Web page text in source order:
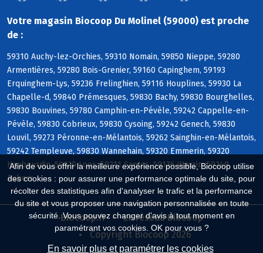
Afin de vous offrir la meilleure expérience possible, Biocoop utilise
des cookies : pour assurer une performance optimale du site, pour
récolter des statistiques afin d'analyser le trafic et la performance
du site et vous proposer une navigation personnalisée en toute
sécurité. Vous pouvez changer d'avis à tout moment en
paramétrant vos cookies. OK pour vous ?
En savoir plus et paramétrer les cookies
Votre magasin Biocoop Du Molinel (59000) est proche
de :
59310 Auchy-lez-Orchies, 59310 Nomain, 59850 Nieppe, 59280
Armentières, 59280 Bois-Grenier, 59160 Capinghem, 59193
Erquinghem-Lys, 59236 Frelinghien, 59116 Houplines, 59930 La
Chapelle-d, 59840 Prémesques, 59830 Bachy, 59830 Bourghelles,
59830 Bouvines, 59780 Camphin-en-Pévèle, 59242 Cappelle-en-
Pévèle, 59830 Cobrieux, 59830 Cysoing, 59242 Genech, 59830
Louvil, 59273 Péronne-en-Mélantois, 59262 Sainghin-en-Mélantois,
59242 Templeuve, 59830 Wannehain, 59320 Emmerin, 59320
Haubourdin, 59120 Loos, 59211 Santes, 59136 Wavrin, 59249
Aubers
Biocoop.fr
Le réseau Biocoop
Copyright Biocoop 2026